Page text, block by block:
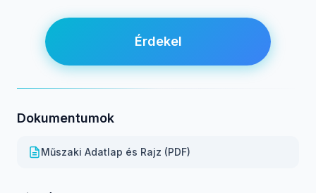
Érdekel
Dokumentumok
Műszaki Adatlap és Rajz (PDF)